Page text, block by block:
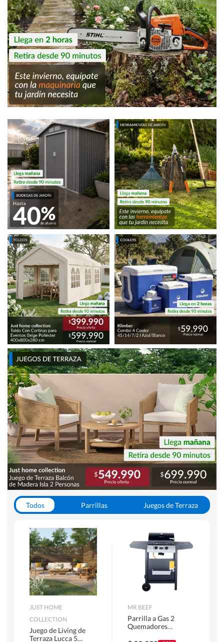
Todos Parrillas
Juegos de Terraza
JUST HOME
COLLECTION
Juego de Living de
Terraza Lucca 5
MR BEEF
Parrilla a Gas 2
Quemadores